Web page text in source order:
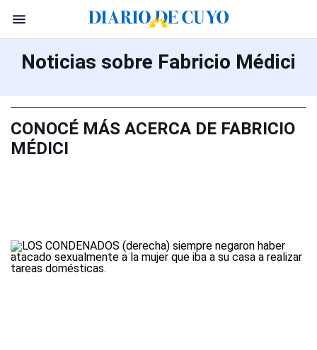
Noticias sobre Fabricio Médici
CONOCÉ MÁS ACERCA DE FABRICIO
MÉDICI